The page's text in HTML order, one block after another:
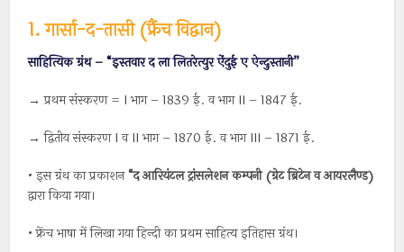
1. गार्सा-द-तासी (फ्रैंच विद्वान)
साहित्यिक ग्रंथ – “इस्तवार द ला लितरेत्युर ऐंदुई ए ऐन्दुस्तानी”
→ प्रथम संस्करण = I भाग – 1839 ई. व भाग II – 1847 ई.
→ द्वितीय संस्करण I व II भाग – 1870 ई. व भाग III – 1871 ई.
• इस ग्रंथ का प्रकाशन“दआरियंटलट्रांसलेशनकम्पनी(ग्रेटब्रिटेनवआयरलैण्ड)
द्वारा किया गया।
• फ्रेंच भाषा में लिखा गया हिन्दी का प्रथम साहित्य इतिहास ग्रंथ।